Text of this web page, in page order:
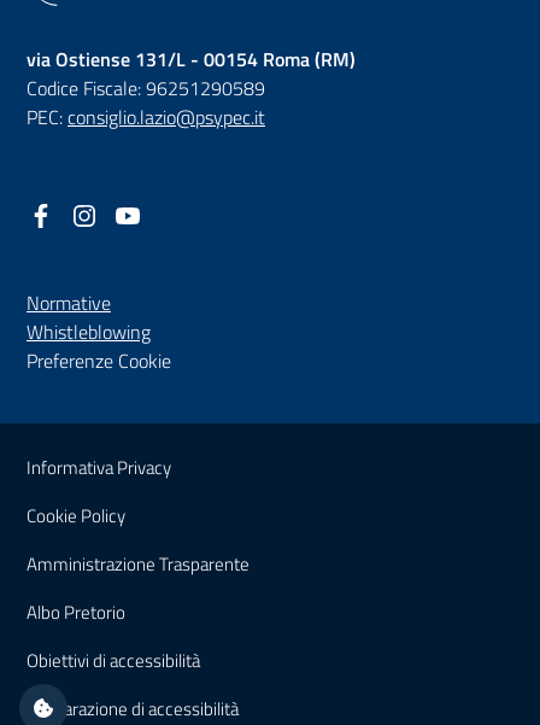
via Ostiense 131/L - 00154 Roma (RM)
Codice Fiscale: 96251290589
PEC:consiglio.lazio@psypec.it
Facebook
(nuova scheda - new tab)
Instagram
(nuova scheda - new tab)
Normative
Whistleblowing(nuova scheda - new tab)
Preferenze Cookie
Sezione Link Utili
Informativa Privacy
Cookie Policy
Amministrazione Trasparente
Albo Pretorio
Obiettivi di accessibilità(nuova scheda - new tab)
Dichiarazione di accessibilità(nuova scheda - new tab)